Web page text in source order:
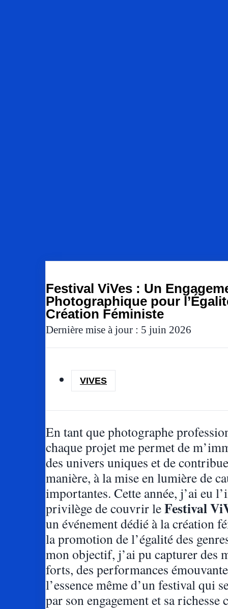
Festival ViVes : Un
Photographique pour
Création Féministe
Dernière mise à jour : 5 juin 2026
VIVES
En tant que photographe
chaque projet me permet de
des univers uniques et de
manière, à la mise en lumière de
importantes. Cette année, j’ai eu
privilège de couvrir leFestival
un événement dédié à la création
la promotion de l’égalité des
mon objectif, j’ai pu capturer des
forts, des performances
l’essence même d’un festival qui
par son engagement et sa richesse